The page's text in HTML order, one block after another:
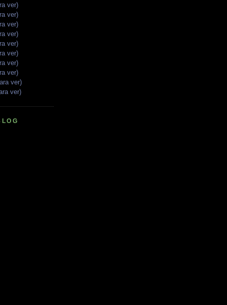
ver)
ver)
ver)
ver)
ver)
ver)
ver)
ver)
ver)
ver)